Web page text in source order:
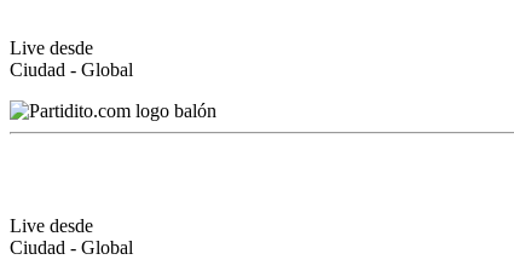
Live desde
Ciudad - Global
Live desde
Ciudad - Global